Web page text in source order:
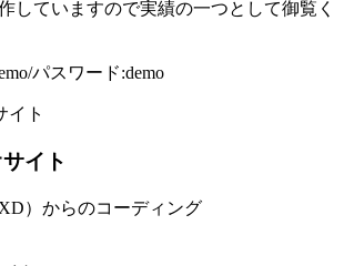
していますので実績の一つとして御覧く
パスワード:demo
イト
）からのコーディング